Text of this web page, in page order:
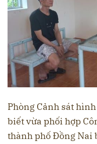
Phòng Cảnh sát
biết vừa phối hợp
thành phố Đồng Nai